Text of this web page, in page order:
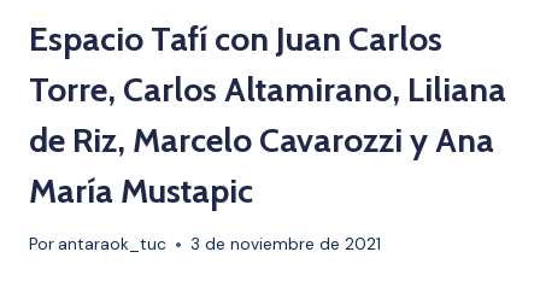
Espacio Tafí con Juan Carlos
Torre, Carlos Altamirano, Liliana
de Riz, Marcelo Cavarozzi y Ana
María Mustapic
Por antaraok_tuc 3 de noviembre de 2021